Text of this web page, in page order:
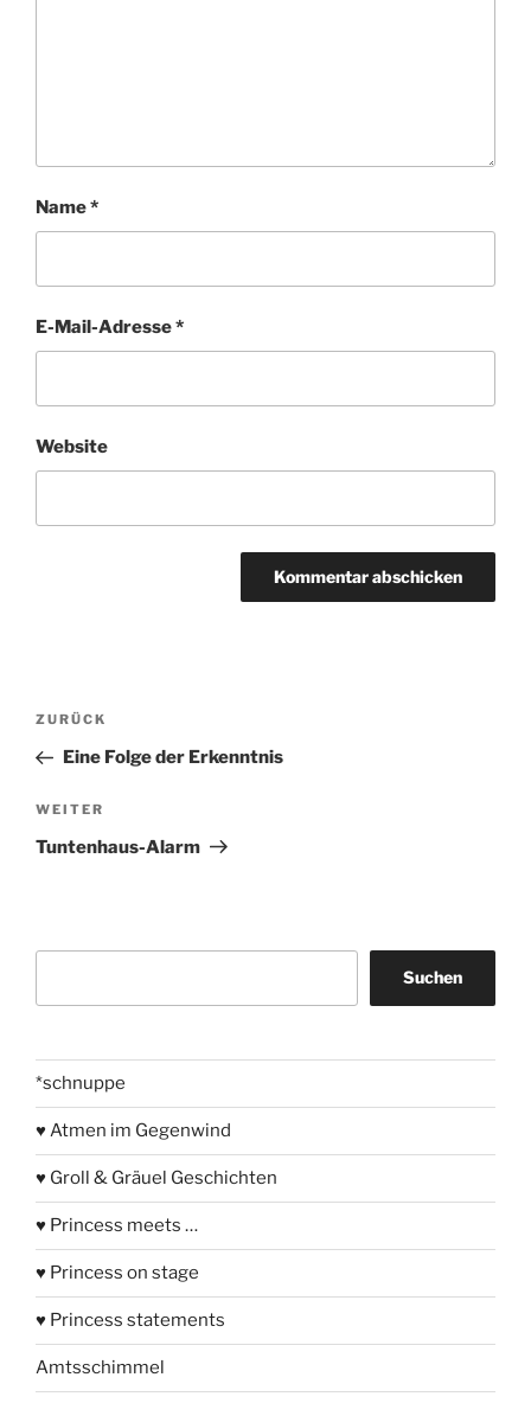
Name*
E-Mail-Adresse*
Website
Beitragsnavigation
Vorheriger
Beitrag
ZURÜCK
Eine Folge der Erkenntnis
Nächster
Beitrag
WEITER
Tuntenhaus-Alarm
Suchen
*schnuppe
♥ Atmen im Gegenwind
♥ Groll & Gräuel Geschichten
♥ Princess meets …
♥ Princess on stage
♥ Princess statements
Amtsschimmel